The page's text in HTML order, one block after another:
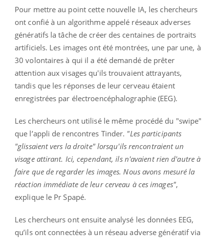
Pour mettre au point cette nouvelle IA, les chercheurs
ont confié à un algorithme appelé réseaux adverses
génératifs la tâche de créer des centaines de portraits
artificiels. Les images ont été montrées, une par une, à
30 volontaires à qui il a été demandé de prêter
attention aux visages qu'ils trouvaient attrayants,
tandis que les réponses de leur cerveau étaient
enregistrées par électroencéphalographie (EEG).
Les chercheurs ont utilisé le même procédé du "swipe"
que l’appli de rencontres Tinder. "Les participants
"glissaient vers la droite" lorsqu'ils rencontraient un
visage attirant. Ici, cependant, ils n'avaient rien d'autre à
faire que de regarder les images. Nous avons mesuré la
réaction immédiate de leur cerveau à ces images",
explique le Pr Spapé.
Les chercheurs ont ensuite analysé les données EEG,
qu’ils ont connectées à un réseau adverse génératif via